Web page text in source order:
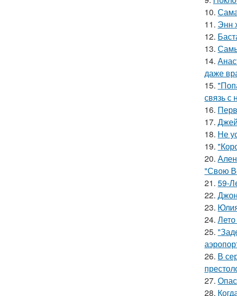
10.
11. Энн
12.
13.
14.
даже
15.
связь с
16.
17.
18. Не
19.
20.
"Свою
21. 59-
22.
23.
24.
25.
26. В
27.
28.